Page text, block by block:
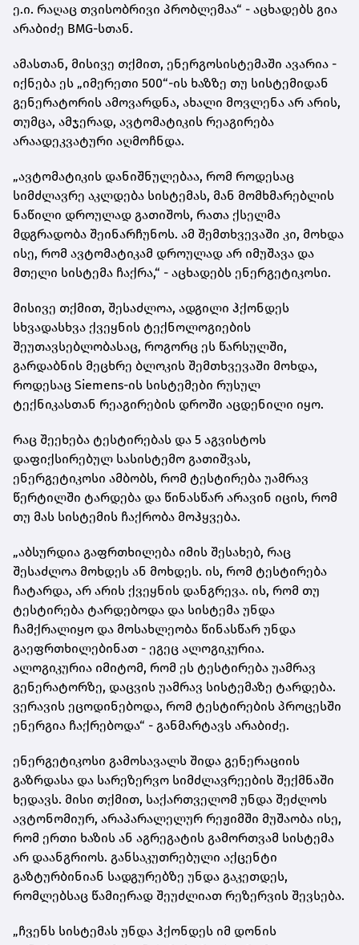
ე.ი. რაღაც თვისობრივი პრობლემაა“ - აცხადებს გია
არაბიძე BMG-სთან.
ამასთან, მისივე თქმით, ენერგოსისტემაში ავარია -
იქნება ეს „იმერეთი 500“-ის ხაზზე თუ სისტემიდან
გენერატორის ამოვარდნა, ახალი მოვლენა არ არის,
თუმცა, ამჯერად, ავტომატიკის რეაგირება
არაადეკვატური აღმოჩნდა.
„ავტომატიკის დანიშნულებაა, რომ როდესაც
სიმძლავრე აკლდება სისტემას, მან მომხმარებლის
ნაწილი დროულად გათიშოს, რათა ქსელმა
მდგრადობა შეინარჩუნოს. ამ შემთხვევაში კი, მოხდა
ისე, რომ ავტომატიკამ დროულად არ იმუშავა და
მთელი სისტემა ჩაქრა,“ - აცხადებს ენერგეტიკოსი.
მისივე თქმით, შესაძლოა, ადგილი ჰქონდეს
სხვადასხვა ქვეყნის ტექნოლოგიების
შეუთავსებლობასაც, როგორც ეს წარსულში,
გარდაბნის მეცხრე ბლოკის შემთხვევაში მოხდა,
როდესაც Siemens-ის სისტემები რუსულ
ტექნიკასთან რეაგირების დროში აცდენილი იყო.
რაც შეეხება ტესტირებას და 5 აგვისტოს
დაფიქსირებულ სასისტემო გათიშვას,
ენერგეტიკოსი ამბობს, რომ ტესტირება უამრავ
წერტილში ტარდება და წინასწარ არავინ იცის, რომ
თუ მას სისტემის ჩაქრობა მოჰყვება.
„აბსურდია გაფრთხილება იმის შესახებ, რაც
შესაძლოა მოხდეს ან მოხდეს. ის, რომ ტესტირება
ჩატარდა, არ არის ქვეყნის დანგრევა. ის, რომ თუ
ტესტირება ტარდებოდა და სისტემა უნდა
ჩამქრალიყო და მოსახლეობა წინასწარ უნდა
გაეფრთხილებინათ - ეგეც ალოგიკურია.
ალოგიკურია იმიტომ, რომ ეს ტესტირება უამრავ
გენერატორზე, დაცვის უამრავ სისტემაზე ტარდება.
ვერავის ეცოდინებოდა, რომ ტესტირების პროცესში
ენერგია ჩაქრებოდა“ - განმარტავს არაბიძე.
ენერგეტიკოსი გამოსავალს შიდა გენერაციის
გაზრდასა და სარეზერვო სიმძლავრეების შექმნაში
ხედავს. მისი თქმით, საქართველომ უნდა შეძლოს
ავტონომიურ, არაპარალელურ რეჟიმში მუშაობა ისე,
რომ ერთი ხაზის ან აგრეგატის გამორთვამ სისტემა
არ დაანგრიოს. განსაკუთრებული აქცენტი
გაზტურბინიან სადგურებზე უნდა გაკეთდეს,
რომლებსაც წამიერად შეუძლიათ რეზერვის შევსება.
„ჩვენს სისტემას უნდა ჰქონდეს იმ დონის